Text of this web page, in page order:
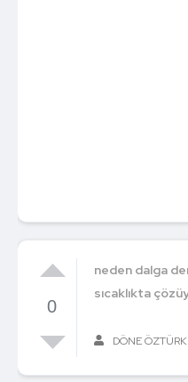
0
neden dalga
sıcaklıkta
DÖNE ÖZTÜRK